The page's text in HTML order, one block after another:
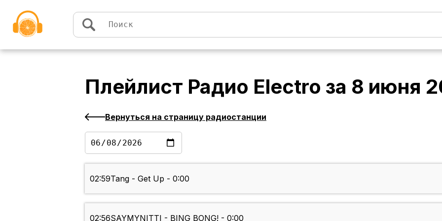
Плейлист Радио Electro за 8 июня
Вернуться на страницу радиостанции
02:59Tang - Get Up - 0:00
02:56SAYMYNITTI - BING BONG! - 0:00